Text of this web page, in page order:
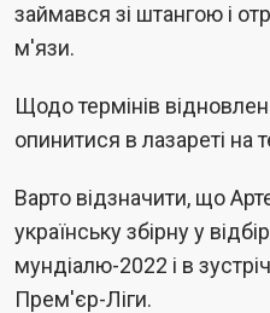
займався зі штангою і
м'язи.
Щодо термінів
опинитися в лазареті на
Варто відзначити, що
українську збірну у
мундіалю-2022 і в
Прем'єр-Ліги.